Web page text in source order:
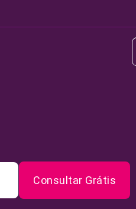
Consultar Grátis